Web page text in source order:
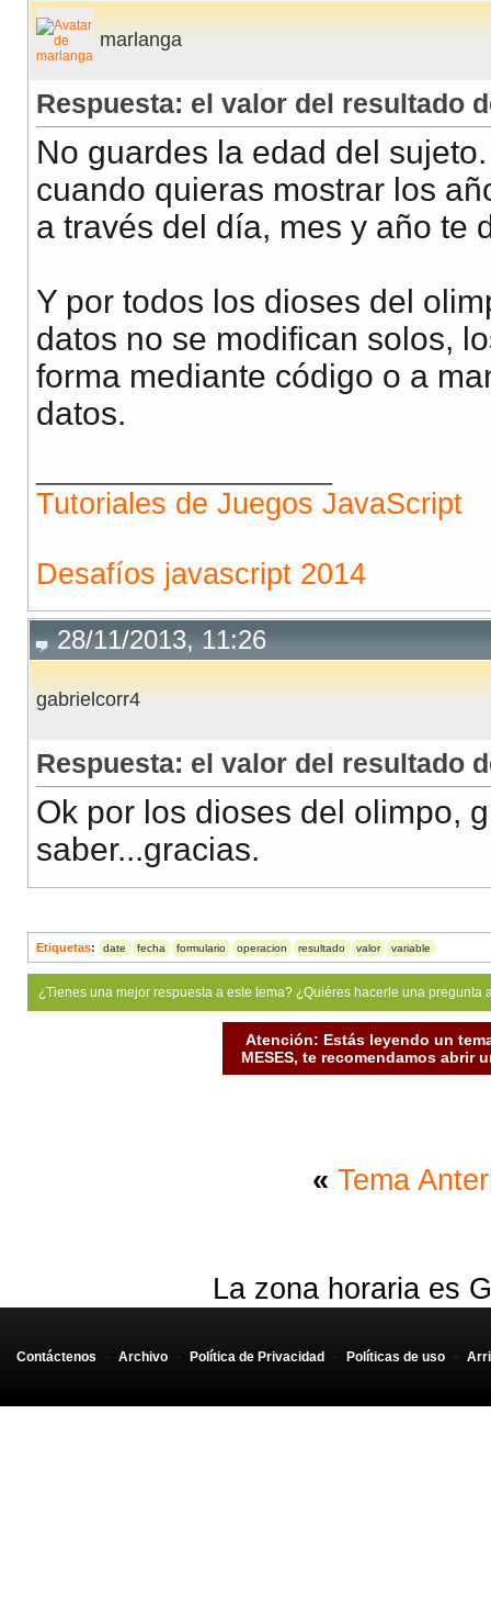
marlanga
Respuesta: el valor del resultado
No guardes la edad del
cuando quieras mostrar los
a través del día, mes y año te
Y por todos los dioses del
datos no se modifican solos,
forma mediante código o a
datos.
Tutoriales de Juegos JavaScript
Desafíos javascript 2014
28/11/2013, 11:26
gabrielcorr4
Respuesta: el valor del resultado
Ok por los dioses del olimpo,
saber...gracias.
Etiquetas: date fecha formulario operacion resultado valor variable
¿Tienes una mejor respuesta a este tema? ¿Quiéres hacerle una
Atención: Estás leyendo un
MESES, te recomendamos abrir
« Tema
La zona horaria es
Contáctenos - Archivo - Política de Privacidad - Políticas de uso -